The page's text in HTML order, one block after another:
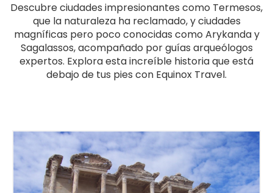
Descubre ciudades impresionantes como Termesos,
que la naturaleza ha reclamado, y ciudades
magníficas pero poco conocidas como Arykanda y
Sagalassos, acompañado por guías arqueólogos
expertos. Explora esta increíble historia que está
debajo de tus pies con Equinox Travel.